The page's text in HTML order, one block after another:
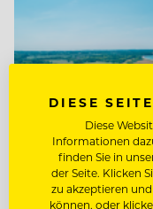
DIESE
Diese
Informationen
finden Sie in
der Seite. Klicken
zu akzeptieren
können, oder